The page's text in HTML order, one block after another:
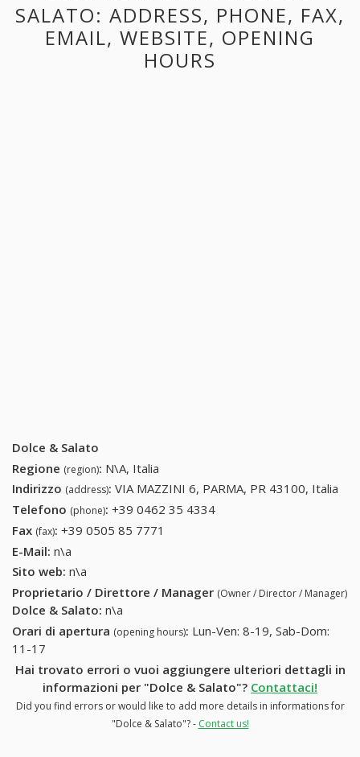
SALATO: ADDRESS, PHONE, FAX,
EMAIL, WEBSITE, OPENING
HOURS
Dolce & Salato
Regione (region): N\A, Italia
Indirizzo (address): VIA MAZZINI 6, PARMA, PR 43100, Italia
Telefono (phone): +39 0462 35 4334
Fax (fax): +39 0505 85 7771
E-Mail: n\a
Sito web: n\a
Proprietario / Direttore / Manager (Owner / Director / Manager)
Dolce & Salato: n\a
Orari di apertura (opening hours): Lun-Ven: 8-19, Sab-Dom:
11-17
Hai trovato errori o vuoi aggiungere ulteriori dettagli in
informazioni per "Dolce & Salato"? Contattaci!
Did you find errors or would like to add more details in informations for
"Dolce & Salato"? - Contact us!